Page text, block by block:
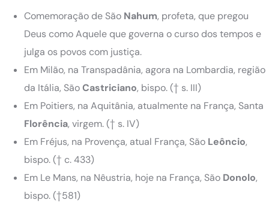
Comemoração de São Nahum, profeta, que pregou
Deus como Aquele que governa o curso dos tempos e
julga os povos com justiça.
Em Milão, na Transpadânia, agora na Lombardia, região
da Itália, SãoCastriciano, bispo.(† s. III)
Em Poitiers, na Aquitânia, atualmente na França, Santa
Florência, virgem.(† s. IV)
Em Fréjus, na Provença, atual França, São Leôncio,
bispo.(† c. 433)
Em Le Mans, na Nêustria, hoje na França, São Donolo,
bispo.(†581)